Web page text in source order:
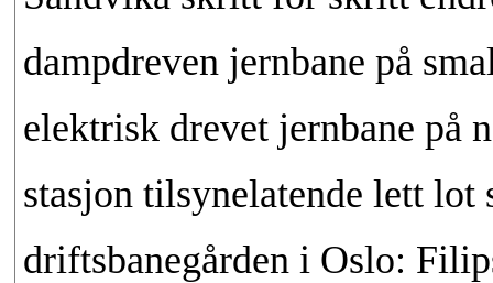
dampdreven jernbane på
elektrisk drevet jernbane på
stasjon tilsynelatende lett lot
driftsbanegården i Oslo: